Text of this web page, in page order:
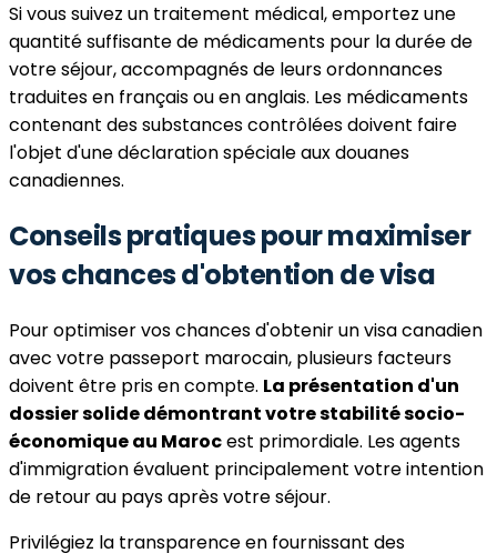
Si vous suivez un traitement médical, emportez une
quantité suffisante de médicaments pour la durée de
votre séjour, accompagnés de leurs ordonnances
traduites en français ou en anglais. Les médicaments
contenant des substances contrôlées doivent faire
l'objet d'une déclaration spéciale aux douanes
canadiennes.
Conseils pratiques pour maximiser
vos chances d'obtention de visa
Pour optimiser vos chances d'obtenir un visa canadien
avec votre passeport marocain, plusieurs facteurs
doivent être pris en compte. La présentation d'un
dossier solide démontrant votre stabilité socio-
économique au Marocest primordiale. Les agents
d'immigration évaluent principalement votre intention
de retour au pays après votre séjour.
Privilégiez la transparence en fournissant des